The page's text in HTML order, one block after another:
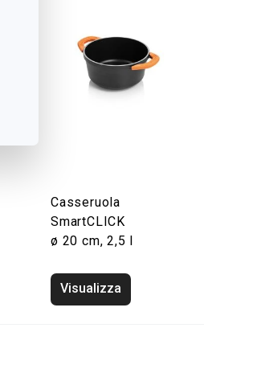
Casseruola
SmartCLICK
ø 20 cm, 2,5 l
Visualizza